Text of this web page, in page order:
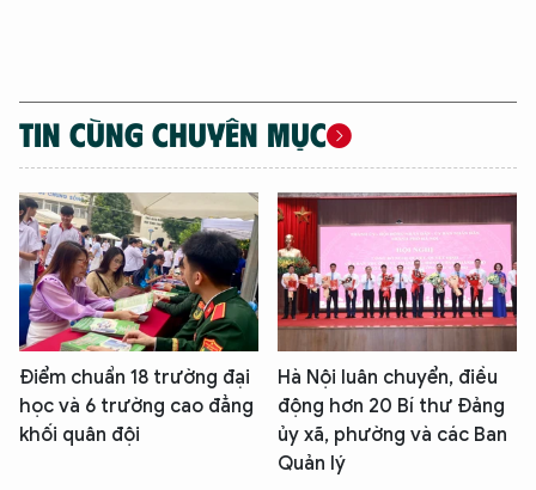
TIN CÙNG CHUYÊN MỤC
Điểm chuẩn 18 trường đại
học và 6 trường cao đẳng
khối quân đội
Hà Nội luân chuyển, điều
động hơn 20 Bí thư Đảng
ủy xã, phường và các Ban
Quản lý